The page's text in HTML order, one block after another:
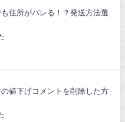
住所がバレる！？発送方法選
値下げコメントを削除した方